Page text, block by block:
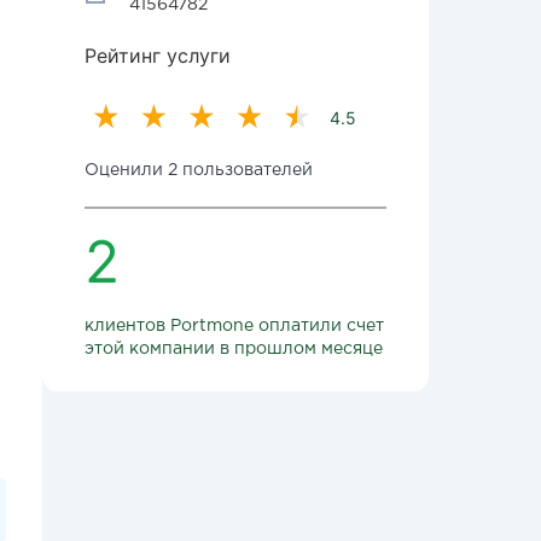
41564782
Рейтинг услуги
4.5
Оценили 2 пользователей
2
клиентов Portmone оплатили счет
этой компании в прошлом месяце